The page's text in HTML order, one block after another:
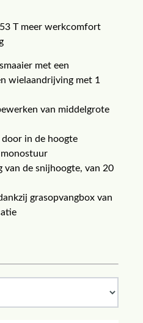
T meer werkcomfort
met een
wielaandrijving met 1
van middelgrote
in de hoogte
van de snijhoogte, van 20
grasopvangbox van